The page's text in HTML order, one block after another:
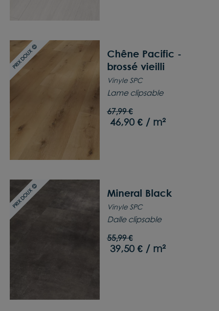
PRIX DOUX 😊
Chêne Pacific -
brossé vieilli
Vinyle SPC
Lame clipsable
67,99 €
46,90 € / m²
PRIX DOUX 😊 Mineral Black
Vinyle SPC
Dalle clipsable
55,99 €
39,50 € / m²